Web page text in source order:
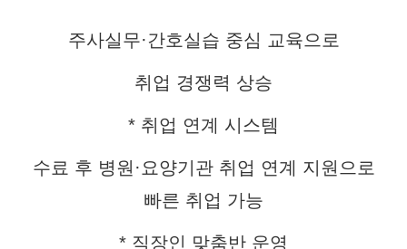
주사실무·간호실습 중심 교육으로
취업 경쟁력 상승
* 취업 연계 시스템
수료 후 병원·요양기관 취업 연계 지원으로
빠른 취업 가능
* 직장인 맞춤반 운영